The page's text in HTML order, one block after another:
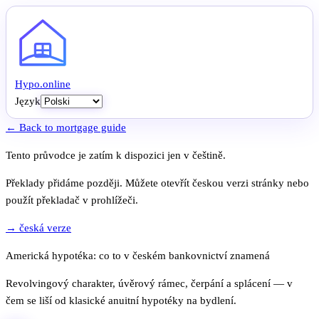
Hypo.online
Język
← Back to mortgage guide
Tento průvodce je zatím k dispozici jen v češtině.
Překlady přidáme později. Můžete otevřít českou verzi stránky nebo
použít překladač v prohlížeči.
→ česká verze
Americká hypotéka: co to v českém bankovnictví znamená
Revolvingový charakter, úvěrový rámec, čerpání a splácení — v
čem se liší od klasické anuitní hypotéky na bydlení.